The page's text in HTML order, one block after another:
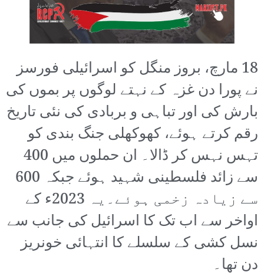
18 مارچ، بروز منگل کو اسرائیلی فورسز
نے پورا دن غزہ کے نہتے لوگوں پر بموں کی
بارش کی اور تباہی و بربادی کی نئی تاریخ
رقم کرتے ہوئے، کھوکھلی جنگ بندی کو
تہس نہس کر ڈالا۔ ان حملوں میں 400
سے زائد فلسطینی شہید ہوئے جبکہ 600
سے زیادہ زخمی ہوئے۔یہ 2023ء کے
اواخر سے اب تک کا اسرائیل کی جانب سے
نسل کشی کے سلسلے کا انتہائی خونریز
دن تھا۔